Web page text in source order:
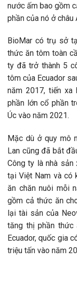
nước ấm bao gồm
phần của nó ở châu
BioMar có trụ sở
thức ăn tôm toàn
ty đã trở thành 5
tôm của Ecuador
năm 2017, tiến xa
phần lớn cổ phần
Úc vào năm 2021.
Mặc dù ở quy mô
Lan cũng đã bắt
Công ty là nhà
tại Việt Nam và có
ăn chăn nuôi mỗi
gồm cả thức ăn
lại tài sản của
tăng thị phần thức
Ecuador, quốc gia
triệu tấn vào năm